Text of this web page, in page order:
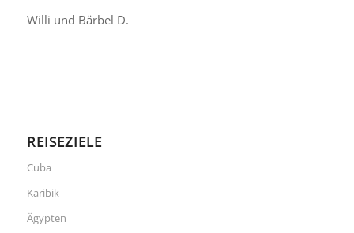
Willi und Bärbel D.
REISEZIELE
Cuba
Karibik
Ägypten